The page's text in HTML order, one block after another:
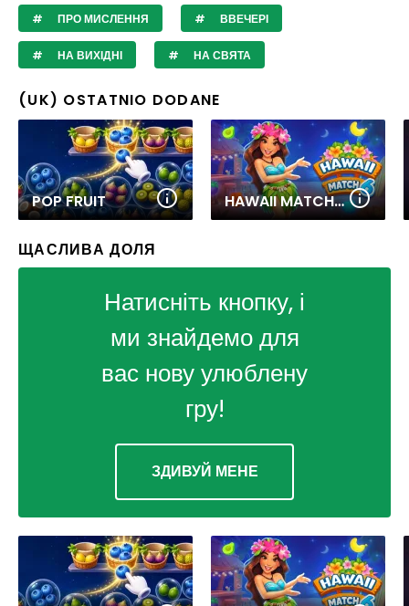
ПРО МИСЛЕННЯ ВВЕЧЕРІ
НА ВИХІДНІ НА СВЯТА
(UK) OSTATNIO DODANE
POP FRUIT HAWAII MATCH 6
ЩАСЛИВА ДОЛЯ
Натисніть кнопку, і
ми знайдемо для
вас нову улюблену
гру!
ЗДИВУЙ МЕНЕ